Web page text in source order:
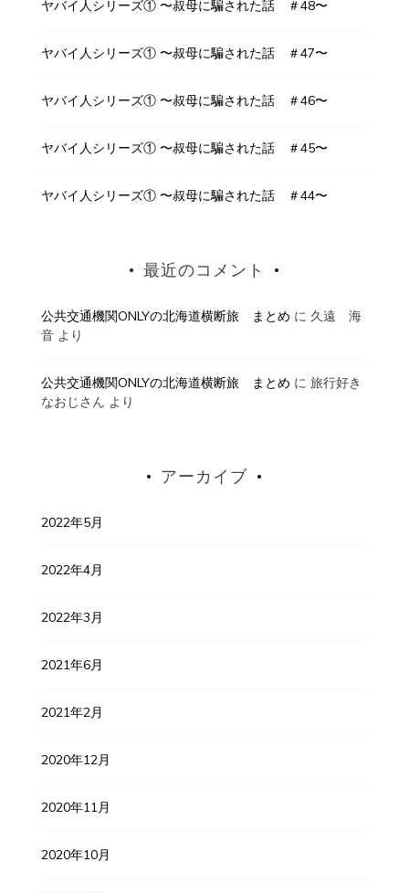
ヤバイ人シリーズ① 〜叔母に騙された話 ＃48〜
ヤバイ人シリーズ① 〜叔母に騙された話 ＃47〜
ヤバイ人シリーズ① 〜叔母に騙された話 ＃46〜
ヤバイ人シリーズ① 〜叔母に騙された話 ＃45〜
ヤバイ人シリーズ① 〜叔母に騙された話 ＃44〜
最近のコメント
公共交通機関ONLYの北海道横断旅 まとめ に 久遠 海
音より
公共交通機関ONLYの北海道横断旅 まとめ に 旅行好き
なおじさん より
アーカイブ
2022年5月
2022年4月
2022年3月
2021年6月
2021年2月
2020年12月
2020年11月
2020年10月